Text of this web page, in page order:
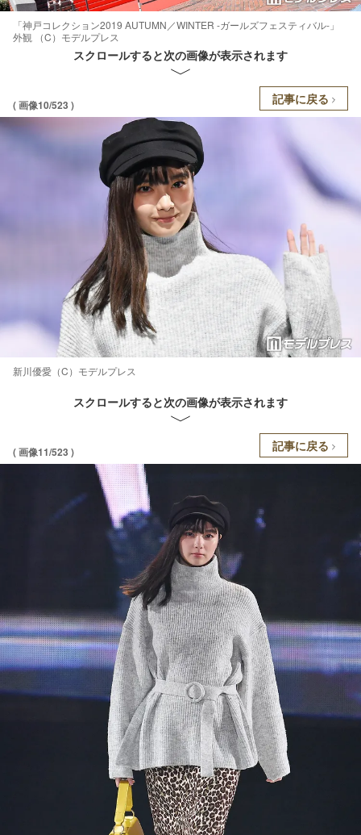
「神戸コレクション2019 AUTUMN／WINTER -ガールズフェスティバル-」
外観 （C）モデルプレス
スクロールすると次の画像が表示されます
( 画像10/523 ) 記事に戻る
新川優愛（C）モデルプレス
スクロールすると次の画像が表示されます
( 画像11/523 ) 記事に戻る